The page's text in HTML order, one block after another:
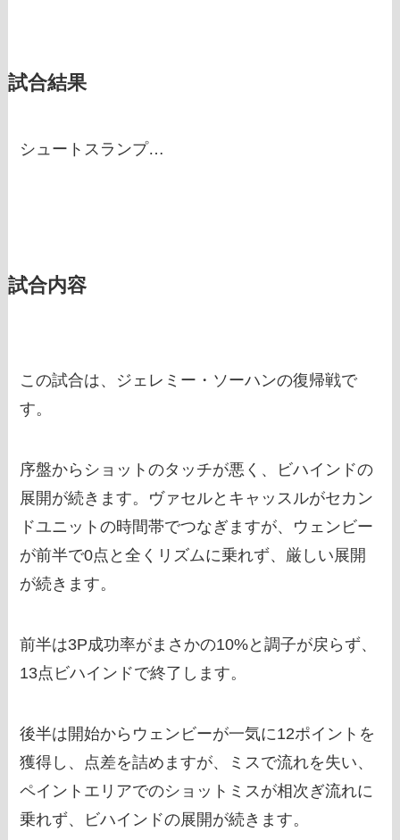
試合結果
シュートスランプ…
試合内容
この試合は、ジェレミー・ソーハンの復帰戦で
す。
序盤からショットのタッチが悪く、ビハインドの
展開が続きます。ヴァセルとキャッスルがセカン
ドユニットの時間帯でつなぎますが、ウェンビー
が前半で0点と全くリズムに乗れず、厳しい展開
が続きます。
前半は3P成功率がまさかの10%と調子が戻らず、
13点ビハインドで終了します。
後半は開始からウェンビーが一気に12ポイントを
獲得し、点差を詰めますが、ミスで流れを失い、
ペイントエリアでのショットミスが相次ぎ流れに
乗れず、ビハインドの展開が続きます。